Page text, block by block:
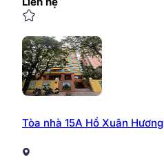
Tòa nhà 15A Hồ Xuân Hương